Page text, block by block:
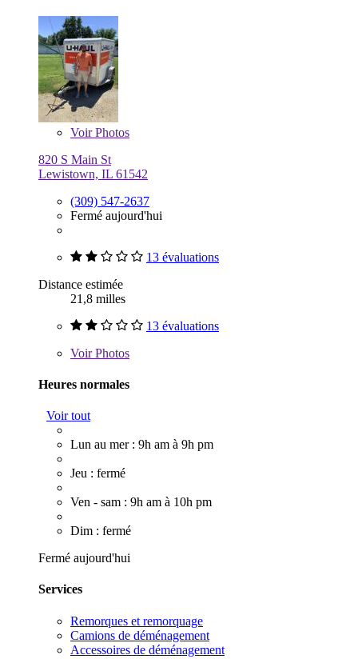
VoirPhotos
820 S Main St
Lewistown, IL 61542
(309) 547-2637
Fermé aujourd'hui
13 évaluations
Distance estimée
21,8 milles
13 évaluations
VoirPhotos
Heures normales
Voir tout
Lun au mer : 9h am à 9h pm
Jeu : fermé
Ven - sam : 9h am à 10h pm
Dim : fermé
Fermé aujourd'hui
Services
Remorques et remorquage
Camions de déménagement
Accessoires de déménagement